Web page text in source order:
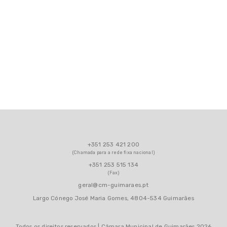
+351 253 421 200
(Chamada para a rede fixa nacional)
+351 253 515 134
(Fax)
geral@cm-guimaraes.pt
Largo Cónego José Maria Gomes, 4804-534 Guimarães